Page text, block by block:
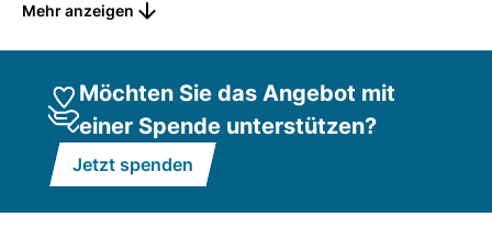
Regel zu Beginn des Kalenderjahres, bekannt
gegeben.
Mehr anzeigen
Möchten Sie das Angebot mit
einer Spende unterstützen?
Jetzt spenden